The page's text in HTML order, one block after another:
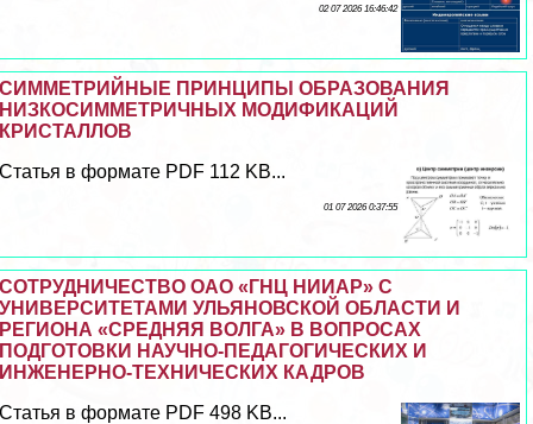
02 07 2026 16:46:42
СИММЕТРИЙНЫЕ ПРИНЦИПЫ ОБРАЗОВАНИЯ
НИЗКОСИММЕТРИЧНЫХ МОДИФИКАЦИЙ
КРИСТАЛЛОВ
Статья в формате PDF 112 KB...
01 07 2026 0:37:55
СОТРУДНИЧЕСТВО ОАО «ГНЦ НИИАР» С
УНИВЕРСИТЕТАМИ УЛЬЯНОВСКОЙ ОБЛАСТИ И
РЕГИОНА «СРЕДНЯЯ ВОЛГА» В ВОПРОСАХ
ПОДГОТОВКИ НАУЧНО-ПЕДАГОГИЧЕСКИХ И
ИНЖЕНЕРНО-ТЕХНИЧЕСКИХ КАДРОВ
Статья в формате PDF 498 KB...